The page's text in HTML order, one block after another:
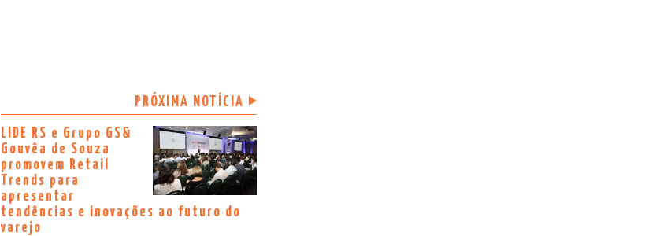
PRÓXIMA NOTÍCIA
LIDE RS e Grupo GS&
Gouvêa de Souza
promovem Retail
Trends para
apresentar
tendências e inovações ao futuro do
varejo